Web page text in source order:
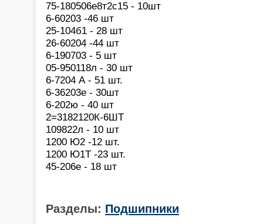
75-180506е8т2с15 - 10шт
6-60203 -46 шт
25-104б1 - 28 шт
26-60204 -44 шт
6-190703 - 5 шт
05-950118л - 30 шт
6-7204 А - 51 шт.
6-36203е - 30шт
6-202ю - 40 шт
2=3182120К-6ШТ
109822л - 10 шт
1200 Ю2 -12 шт.
1200 Ю1Т -23 шт.
45-206е - 18 шт
Разделы: Подшипники